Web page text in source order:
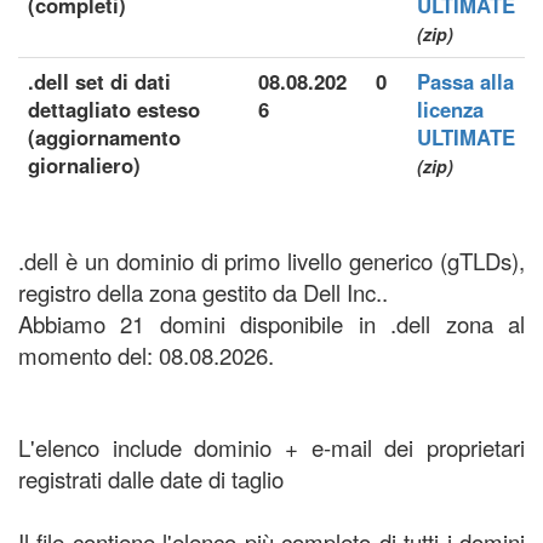
(zip)
.dell set di dati
dettagliato esteso
(aggiornamento
giornaliero)
08.08.202
6
0
Passa alla
licenza
ULTIMATE
(zip)
.dell è un dominio di primo livello generico (gTLDs),
registro della zona gestito da Dell Inc..
Abbiamo 21 domini disponibile in .dell zona al
momento del: 08.08.2026.
L'elenco include dominio + e-mail dei proprietari
registrati dalle date di taglio